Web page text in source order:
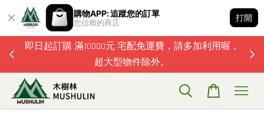
購物APP: 追蹤您的訂單
您信賴的商店
打開
即日起訂購 滿10000元 宅配免運費，請多加利用喔，
超大型物件除外。